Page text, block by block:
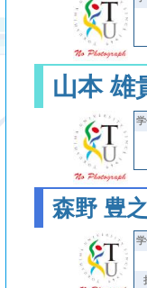
山本 雄
森野 豊之